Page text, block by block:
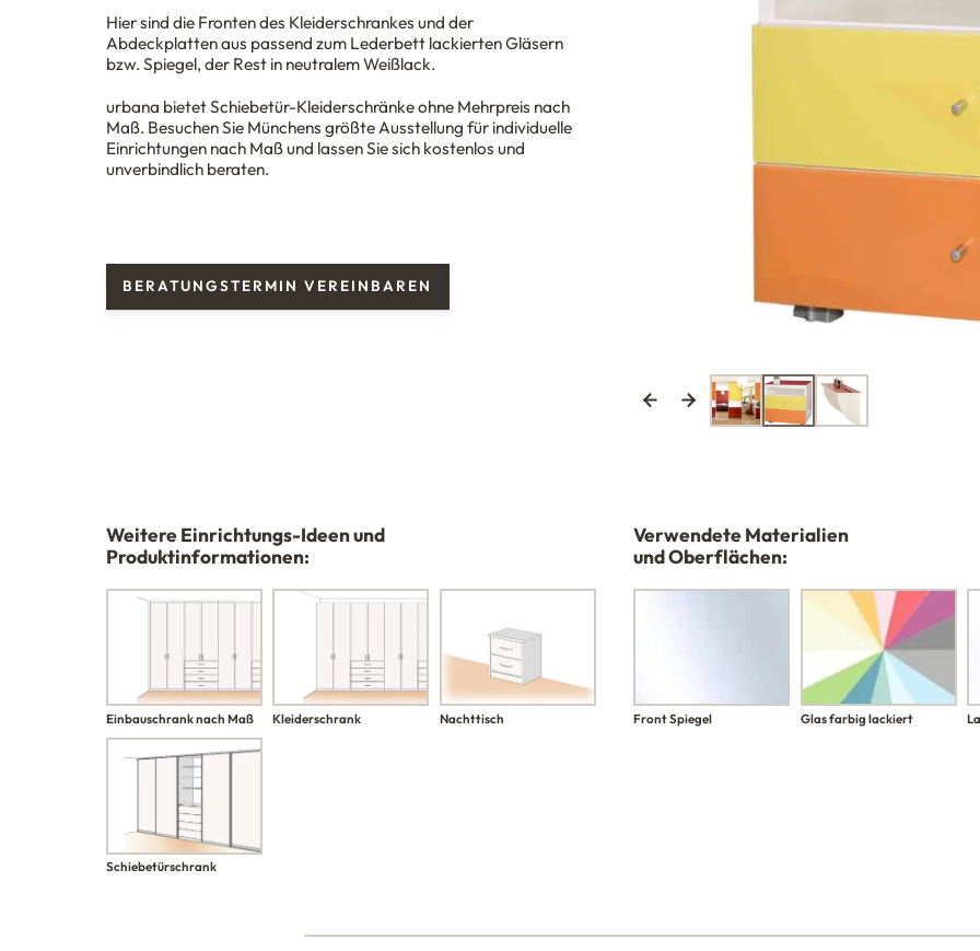
Hier sind die Fronten des Kleiderschrankes und der
Abdeckplatten aus passend zum Lederbett lackierten Gläsern
bzw. Spiegel, der Rest in neutralem Weißlack.
urbana bietet Schiebetür-Kleiderschränke ohne Mehrpreis nach
Maß. Besuchen Sie Münchens größte Ausstellung für individuelle
Einrichtungen nach Maß und lassen Sie sich kostenlos und
unverbindlich beraten.
BERATUNGSTERMIN VEREINBAREN
Weitere Einrichtungs-Ideen und
Produktinformationen:
Einbauschrank nach Maß Kleiderschrank Nachttisch
Schiebetürschrank
Verwendete Materialien
und Oberflächen:
Front Spiegel Glas farbig lackiert